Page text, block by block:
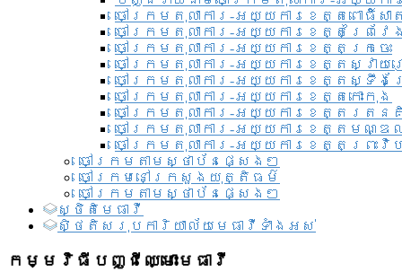
ចៅក្រមតុលាការ-អយ្យការខេត្តពោធិ៍សា
ចៅក្រមតុលាការ-អយ្យការខេត្តព្រៃវែ
ចៅក្រមតុលាការ-អយ្យការខេត្តក្រចេះ
ចៅក្រមតុលាការ-អយ្យការខេត្តស្វាយ
ចៅក្រមតុលាការ-អយ្យការខេត្តស្ទឹង
ចៅក្រមតុលាការ-អយ្យការខេត្តកោះកុង
ចៅក្រមតុលាការ-អយ្យការខេត្តរតន
ចៅក្រមតុលាការ-អយ្យការខេត្តមណ្
ចៅក្រមតុលាការ-អយ្យការខេត្តព្រះវិហ
ចៅក្រមតាមស្ថាប័នផ្សេងៗ
ចៅក្រមនៅក្រសួងយុត្តិធម៌
ចៅក្រមតាមស្ថាប័នផ្សេងៗ
ស្ថិតិមេធាវី
សិ្ថតិសរុបការិយាល័យមេធាវីទាំងអស់​
កម្មវិធីបញ្ជីឈ្មោះមេធាវី